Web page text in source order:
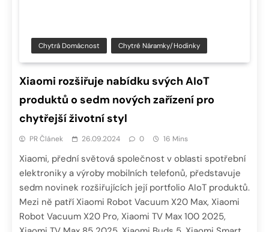
Chytrá Domácnost Chytré Náramky/hodinky
Xiaomi rozšiřuje nabídku svých AIoT
produktů o sedm nových zařízení pro
chytřejší životní styl
PR Článek 26.09.2024 0 16 Mins
Xiaomi, přední světová společnost v oblasti spotřební
elektroniky a výroby mobilních telefonů, představuje
sedm novinek rozšiřujících její portfolio AIoT produktů.
Mezi ně patří Xiaomi Robot Vacuum X20 Max, Xiaomi
Robot Vacuum X20 Pro, Xiaomi TV Max 100 2025,